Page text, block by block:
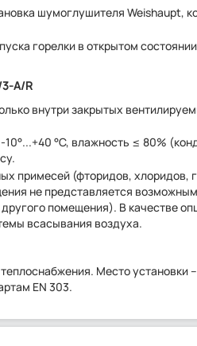
шумоглушителя Weishaupt,
горелки в открытом
3-A/R
внутри закрытых
°С, влажность ≤ 80%
примесей (фторидов, хлоридов,
не представляется
помещения). В качестве
всасывания воздуха.
Место установки
EN 303.